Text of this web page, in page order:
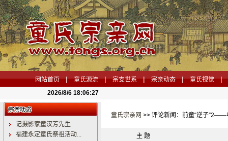
网站首页 | 童氏源流 | 宗支世系 | 宗亲动态 | 童氏视觉 |
2026/8/6 18:06:28
记摄影家童汉芳先生
福建永定童氏祭祖活动...
童氏宗亲网 >> 评论新闻：前童“逆子”2——
主 题